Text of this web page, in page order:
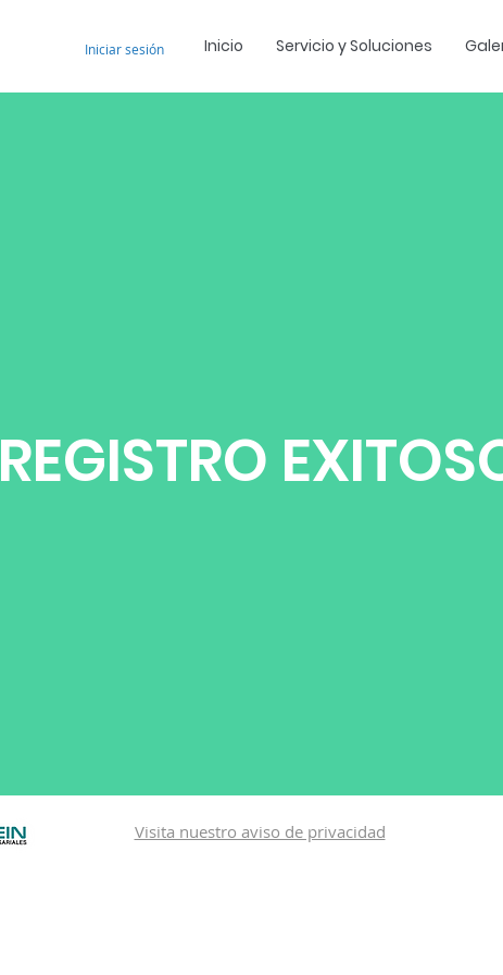
Iniciar sesión Inicio Servicio y Soluciones
REGISTRO
Visita nuestro aviso de privacidad